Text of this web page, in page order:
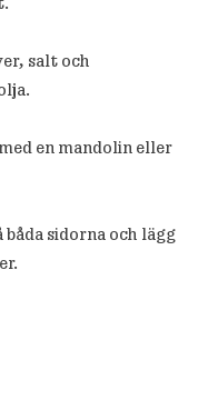
salt och
en mandolin eller
sidorna och lägg